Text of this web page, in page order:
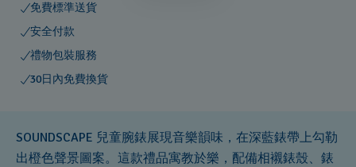
免費標準送貨
安全付款
禮物包裝服務
30日內免費換貨
SOUNDSCAPE 兒童腕錶展現音樂韻味，在深藍錶帶上勾勒
出橙色聲景圖案。這款禮品寓教於樂，配備相襯錶殼、錶